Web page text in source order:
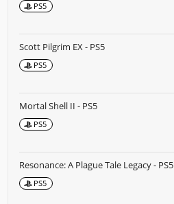
PS5
Scott Pilgrim EX - PS5
PS5
Mortal Shell II - PS5
PS5
Resonance: A Plague Tale Legacy - PS5
PS5